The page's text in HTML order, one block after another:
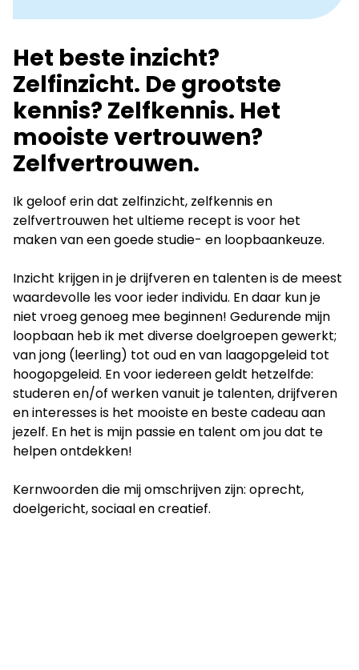
Het beste inzicht?
Zelfinzicht. De grootste
kennis? Zelfkennis. Het
mooiste vertrouwen?
Zelfvertrouwen.
Ik geloof erin dat zelfinzicht, zelfkennis en
zelfvertrouwen het ultieme recept is voor het
maken van een goede studie- en loopbaankeuze.
Inzicht krijgen in je drijfveren en talenten is de meest
waardevolle les voor ieder individu. En daar kun je
niet vroeg genoeg mee beginnen! Gedurende mijn
loopbaan heb ik met diverse doelgroepen gewerkt;
van jong (leerling) tot oud en van laagopgeleid tot
hoogopgeleid. En voor iedereen geldt hetzelfde:
studeren en/of werken vanuit je talenten, drijfveren
en interesses is het mooiste en beste cadeau aan
jezelf. En het is mijn passie en talent om jou dat te
helpen ontdekken!
Kernwoorden die mij omschrijven zijn: oprecht,
doelgericht, sociaal en creatief.